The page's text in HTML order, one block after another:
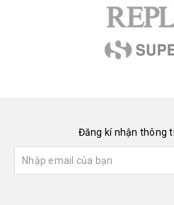
Đăng kí nhận thông